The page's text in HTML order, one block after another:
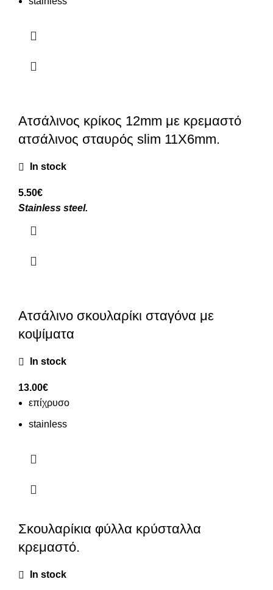
Ατσάλινος κρίκος 12mm με κρεμαστό
ατσάλινος σταυρός slim 11X6mm.
In stock
5.50€
Stainless steel.
Ατσάλινο σκουλαρίκι σταγόνα με
κοψίματα
In stock
13.00€
επίχρυσο
stainless
Σκουλαρίκια φύλλα κρύσταλλα
κρεμαστό.
In stock